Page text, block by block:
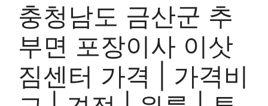
충청남도 금산군 추
부면 포장이사 이삿
짐센터 가격 | 가격비